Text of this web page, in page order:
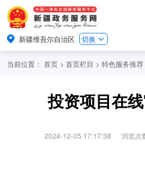
新疆维吾尔自治区 切换
当前位置：首页 >首页栏目 >特色服务推荐
投资项目在
2024-12-05 17:17:38 浏览次